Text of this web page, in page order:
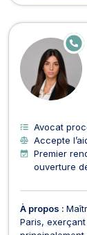
E
N
E
Avocat
Accepte
Premier
ouverture
À propos :
Paris,